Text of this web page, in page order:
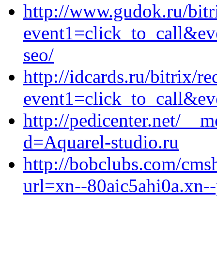
http://www.gudok.ru/
seo/
http://idcards.ru/bitrix/
http://pedicenter.net/
d=Aquarel-studio.ru
http://bobclubs.com/
url=xn--